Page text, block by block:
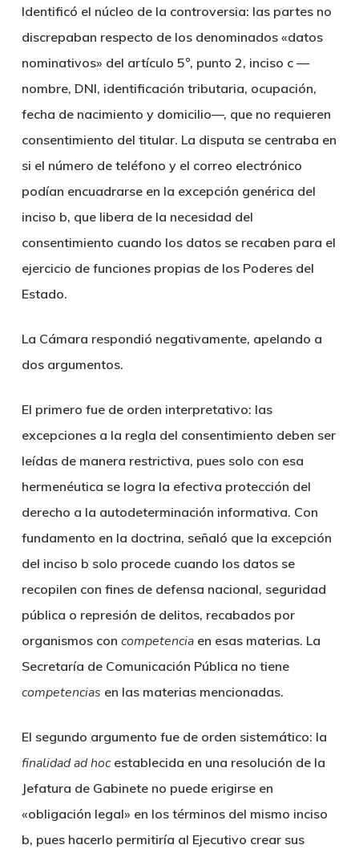
Identificó el núcleo de la controversia: las partes no
discrepaban respecto de los denominados «datos
nominativos» del artículo 5°, punto 2, inciso c —
nombre, DNI, identificación tributaria, ocupación,
fecha de nacimiento y domicilio—, que no requieren
consentimiento del titular. La disputa se centraba en
si el número de teléfono y el correo electrónico
podían encuadrarse en la excepción genérica del
inciso b, que libera de la necesidad del
consentimiento cuando los datos se recaben para el
ejercicio de funciones propias de los Poderes del
Estado.
La Cámara respondió negativamente, apelando a
dos argumentos.
El primero fue de orden interpretativo: las
excepciones a la regla del consentimiento deben ser
leídas de manera restrictiva, pues solo con esa
hermenéutica se logra la efectiva protección del
derecho a la autodeterminación informativa. Con
fundamento en la doctrina, señaló que la excepción
del inciso b solo procede cuando los datos se
recopilen con fines de defensa nacional, seguridad
pública o represión de delitos, recabados por
organismos con competencia en esas materias. La
Secretaría de Comunicación Pública no tiene
competencias en las materias mencionadas.
El segundo argumento fue de orden sistemático: la
finalidad ad hocestablecida en una resolución de la
Jefatura de Gabinete no puede erigirse en
«obligación legal» en los términos del mismo inciso
b, pues hacerlo permitiría al Ejecutivo crear sus